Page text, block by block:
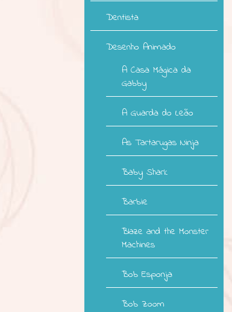
Dentista
Desenho Animado
A Casa Mágica da
Gabby
A Guarda do Leão
As Tartarugas Ninja
Baby Shark
Barbie
Blaze and the Monster
Machines
Bob Esponja
Bob Zoom